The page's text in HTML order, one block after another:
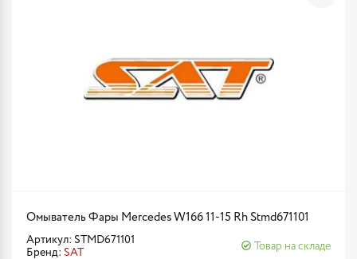
Омыватель Фары Mercedes W166 11-15 Rh Stmd671101
Артикул: STMD671101
Бренд: SAT
Товар на складе